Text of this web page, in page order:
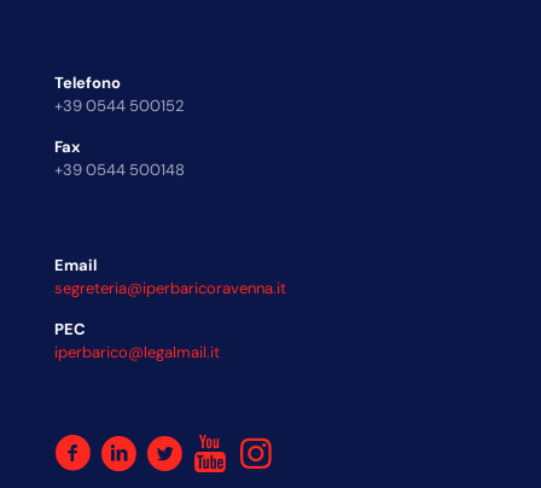
Telefono
+39 0544 500152
Fax
+39 0544 500148
Email
segreteria@iperbaricoravenna.it
PEC
iperbarico@legalmail.it